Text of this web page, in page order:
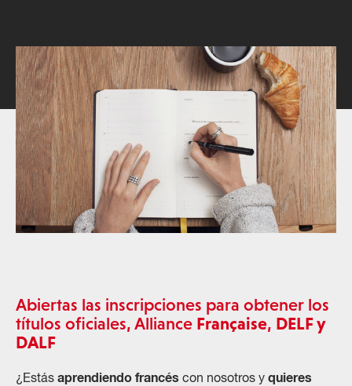
Abiertas las inscripciones para obtener los
títulos oficiales, Alliance Française, DELF y
DALF
¿Estás aprendiendo francés con nosotros y quieres